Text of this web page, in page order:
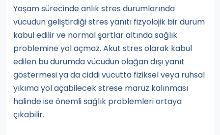
Yaşam sürecinde anlık stres durumlarında
vücudun geliştirdiği stres yanıtı fizyolojik bir durum
kabul edilir ve normal şartlar altında sağlık
problemine yol açmaz. Akut stres olarak kabul
edilen bu durumda vücudun olağan dışı yanıt
göstermesi ya da ciddi vücutta fiziksel veya ruhsal
yıkıma yol açabilecek strese maruz kalınması
halinde ise önemli sağlık problemleri ortaya
çıkabilir.